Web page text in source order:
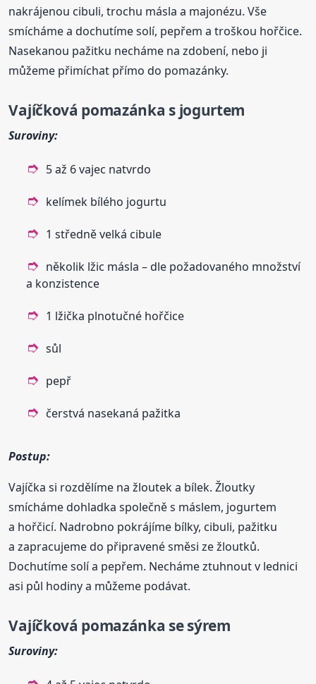
nakrájenou cibuli, trochu másla a majonézu. Vše
smícháme a dochutíme solí, pepřem a troškou hořčice.
Nasekanou pažitku necháme na zdobení, nebo ji
můžeme přimíchat přímo do pomazánky.
Vajíčková pomazánka s jogurtem
Suroviny:
5 až 6 vajec natvrdo
kelímek bílého jogurtu
1 středně velká cibule
několik lžic másla – dle požadovaného množství
a konzistence
1 lžička plnotučné hořčice
sůl
pepř
čerstvá nasekaná pažitka
Postup:
Vajíčka si rozdělíme na žloutek a bílek. Žloutky
smícháme dohladka společně s máslem, jogurtem
a hořčicí. Nadrobno pokrájíme bílky, cibuli, pažitku
a zapracujeme do připravené směsi ze žloutků.
Dochutíme solí a pepřem. Necháme ztuhnout v lednici
asi půl hodiny a můžeme podávat.
Vajíčková pomazánka se sýrem
Suroviny: